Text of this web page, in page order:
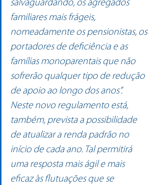
salvaguardando, os agregados
familiares mais frágeis,
nomeadamente os pensionistas, os
portadores de deficiência e as
famílias monoparentais que não
sofrerão qualquer tipo de redução
de apoio ao longo dos anos”.
Neste novo regulamento está,
também, prevista a possibilidade
de atualizar a renda padrão no
início de cada ano. Tal permitirá
uma resposta mais ágil e mais
eficaz às flutuações que se